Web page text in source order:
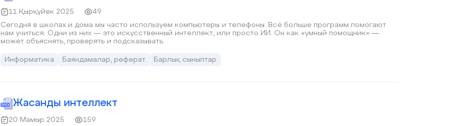
11 Қырқүйек 2025
49
Сегодня в школах и дома мы часто используем компьютеры и телефоны. Всё больше программ помогают
нам учиться. Одни из них — это искусственный интеллект, или просто ИИ. Он как «умный помощник» —
может объяснять, проверять и подсказывать.
Информатика Баяндамалар, реферат Барлық сыныптар
Жасанды интеллект
20 Мамыр 2025
159